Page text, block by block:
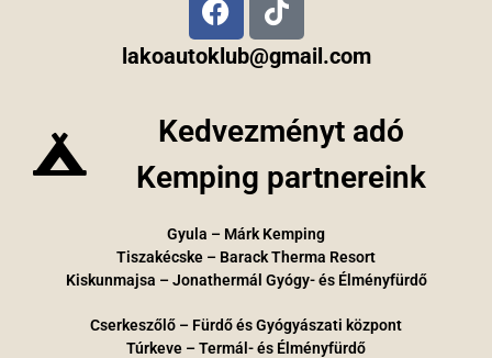
lakoautoklub@gmail.com
Kedvezményt adó
Kemping partnereink
Gyula – Márk Kemping
Tiszakécske – Barack Therma Resort
Kiskunmajsa – Jonathermál Gyógy- és Élményfürdő
Cserkeszőlő – Fürdő és Gyógyászati központ
Túrkeve – Termál- és Élményfürdő